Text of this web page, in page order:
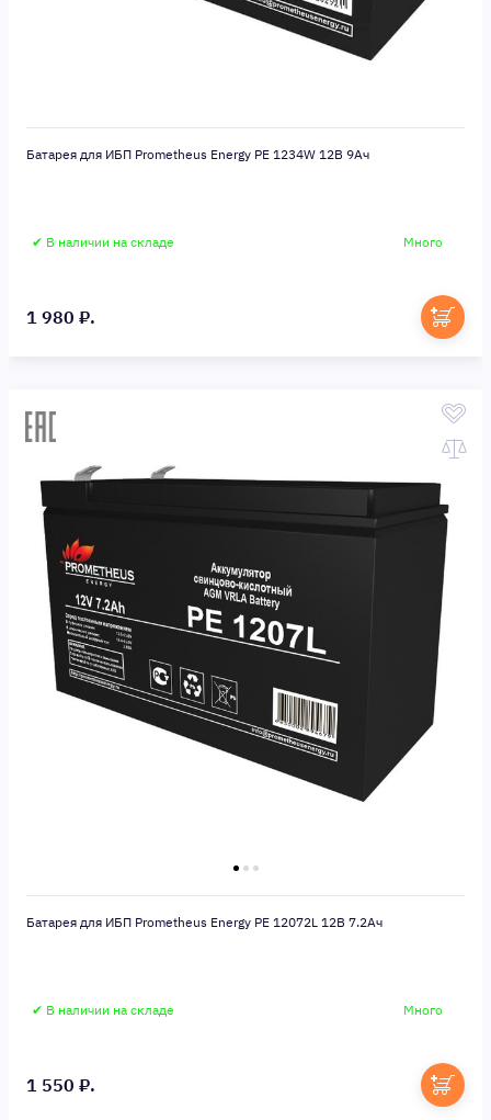
Батарея для ИБП Prometheus Energy PE 1234W 12В 9Ач
✔ В наличии на складе Много
1 980 ₽.
Батарея для ИБП Prometheus Energy PE 12072L 12В 7.2Ач
✔ В наличии на складе Много
1 550 ₽.